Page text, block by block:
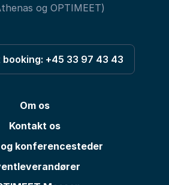
og OPTIMEET)
+45 33 97 43 43
Om os
Kontakt os
konferencesteder